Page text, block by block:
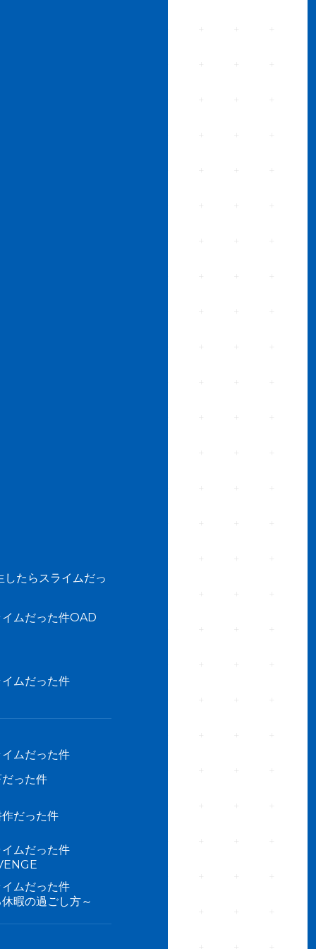
したらスライムだっ
ムだった件OAD
ムだった件
ムだった件
った件
だった件
ムだった件
ムだった件
暇の過ごし方～